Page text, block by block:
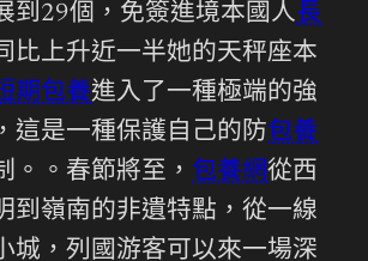
到29個，免簽進境本國人長
比上升近一半她的天秤座本
期包養進入了一種極端的強
這是一種保護自己的防包養
。。春節將至， 包養網從西
到嶺南的非遺特點，從一線
城，列國游客可以來一場深